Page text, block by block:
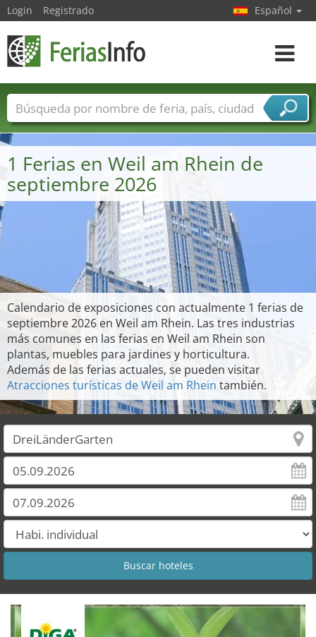
1 Ferias en Weil am Rhein de
septiembre 2026
Calendario de exposiciones con actualmente 1 ferias de
septiembre 2026 en Weil am Rhein. Las tres industrias
más comunes en las ferias en Weil am Rhein son
plantas, muebles para jardines y horticultura.
Además de las ferias actuales, se pueden visitar
Atracciones turísticas de Weil am Rhein también.
Login Registrado Español
toggle
Nombres de ferias Países
Ciudades
Sectores de ferias
Sectores de proveedor de servicios